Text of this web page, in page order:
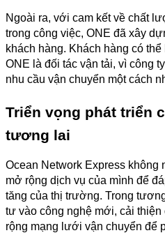
Ngoài ra, với cam kết về chất
trong công việc, ONE đã xây
khách hàng. Khách hàng có
ONE là đối tác vận tải, vì công
nhu cầu vận chuyển một cách
Triển vọng phát triển
tương lai
Ocean Network Express không
mở rộng dịch vụ của mình để
tăng của thị trường. Trong
tư vào công nghệ mới, cải
rộng mạng lưới vận chuyển để